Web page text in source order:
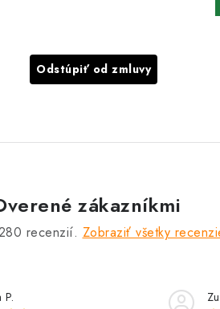
Odstúpiť od zmluvy
zákazníkmi
recenzií. Zobraziť všetky
P.